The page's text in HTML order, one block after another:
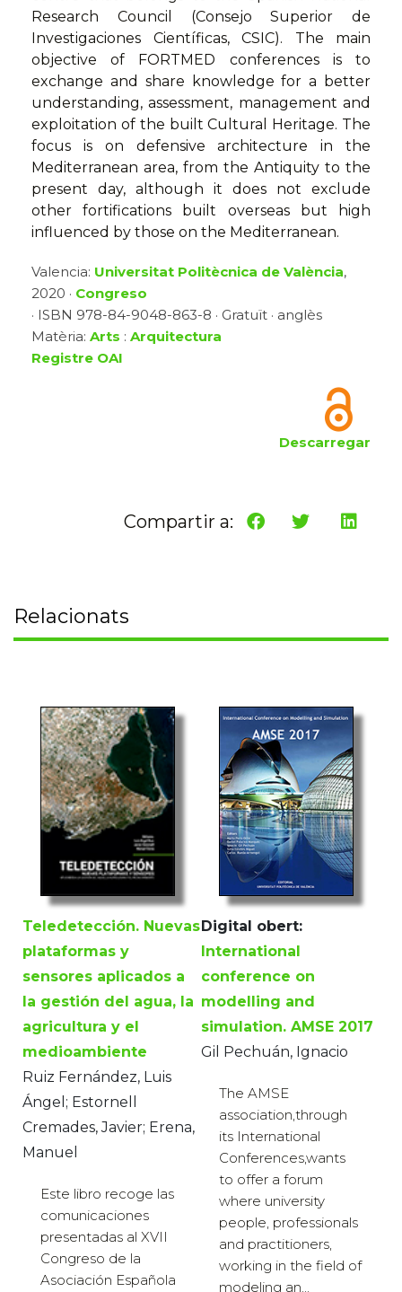
Research Council (Consejo Superior de
Investigaciones Científicas, CSIC). The main
objective of FORTMED conferences is to
exchange and share knowledge for a better
understanding, assessment, management and
exploitation of the built Cultural Heritage. The
focus is on defensive architecture in the
Mediterranean area, from the Antiquity to the
present day, although it does not exclude
other fortifications built overseas but high
influenced by those on the Mediterranean.
Valencia: Universitat Politècnica de València,
2020 · Congreso
· ISBN 978-84-9048-863-8 · Gratuït · anglès
Matèria: Arts : Arquitectura
Registre OAI
Descarregar
Compartir a:
Relacionats
Teledetección. Nuevas
plataformas y
sensores aplicados a
la gestión del agua, la
agricultura y el
medioambiente
Ruiz Fernández, Luis
Ángel; Estornell
Cremades, Javier; Erena,
Manuel
Este libro recoge las
comunicaciones
presentadas al XVII
Congreso de la
Asociación Española
Digital obert:
International
conference on
modelling and
simulation. AMSE 2017
Gil Pechuán, Ignacio
The AMSE
association,through
its International
Conferences,wants
to offer a forum
where university
people, professionals
and practitioners,
working in the field of
modeling an...